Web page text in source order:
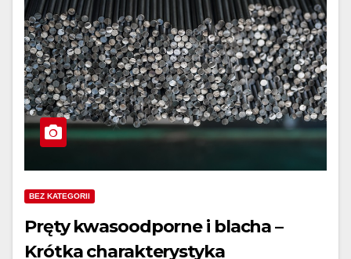
BEZ KATEGORII
Pręty kwasoodporne i blacha –
Krótka charakterystyka